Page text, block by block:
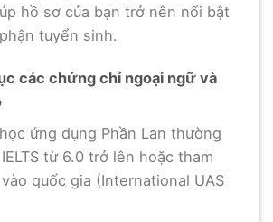
hồ sơ của bạn trở nên nổi bật
tuyển sinh.
các chứng chỉ ngoại ngữ và
ứng dụng Phần Lan thường
từ 6.0 trở lên hoặc tham
quốc gia (International UAS